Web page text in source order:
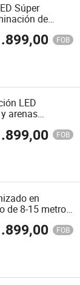
Súper
de
FOB
LED
arenas
FOB
en
de 8-15 metros,
exteriores
FOB